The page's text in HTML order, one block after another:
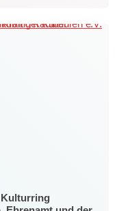
Kulturring